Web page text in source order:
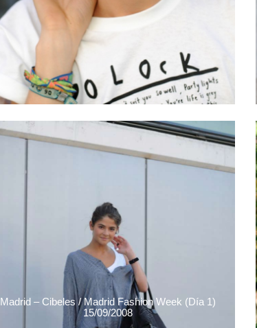
Madrid – Cibeles / Madrid Fashion Week (Día 1)
15/09/2008